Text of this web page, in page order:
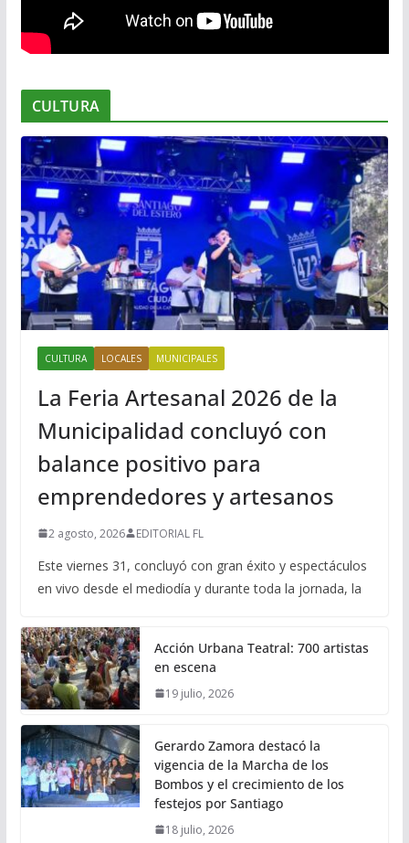
CULTURA
CULTURA LOCALES MUNICIPALES
La Feria Artesanal 2026 de la
Municipalidad concluyó con
balance positivo para
emprendedores y artesanos
2 agosto, 2026 EDITORIAL FL
Este viernes 31, concluyó con gran éxito y espectáculos
en vivo desde el mediodía y durante toda la jornada, la
Acción Urbana Teatral: 700 artistas
en escena
19 julio, 2026
Gerardo Zamora destacó la
vigencia de la Marcha de los
Bombos y el crecimiento de los
festejos por Santiago
18 julio, 2026